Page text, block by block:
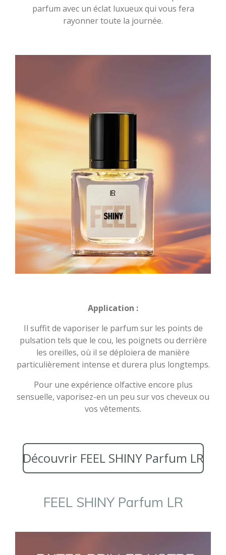
parfum avec un éclat luxueux qui vous fera
rayonner toute la journée.
Application :
Il suffit de vaporiser le parfum sur les points de
pulsation tels que le cou, les poignets ou derrière
les oreilles, où il se déploiera de manière
particulièrement intense et durera plus longtemps.
Pour une expérience olfactive encore plus
sensuelle, vaporisez-en un peu sur vos cheveux ou
vos vêtements.
Découvrir FEEL SHINY Parfum LR
FEEL SHINY Parfum LR